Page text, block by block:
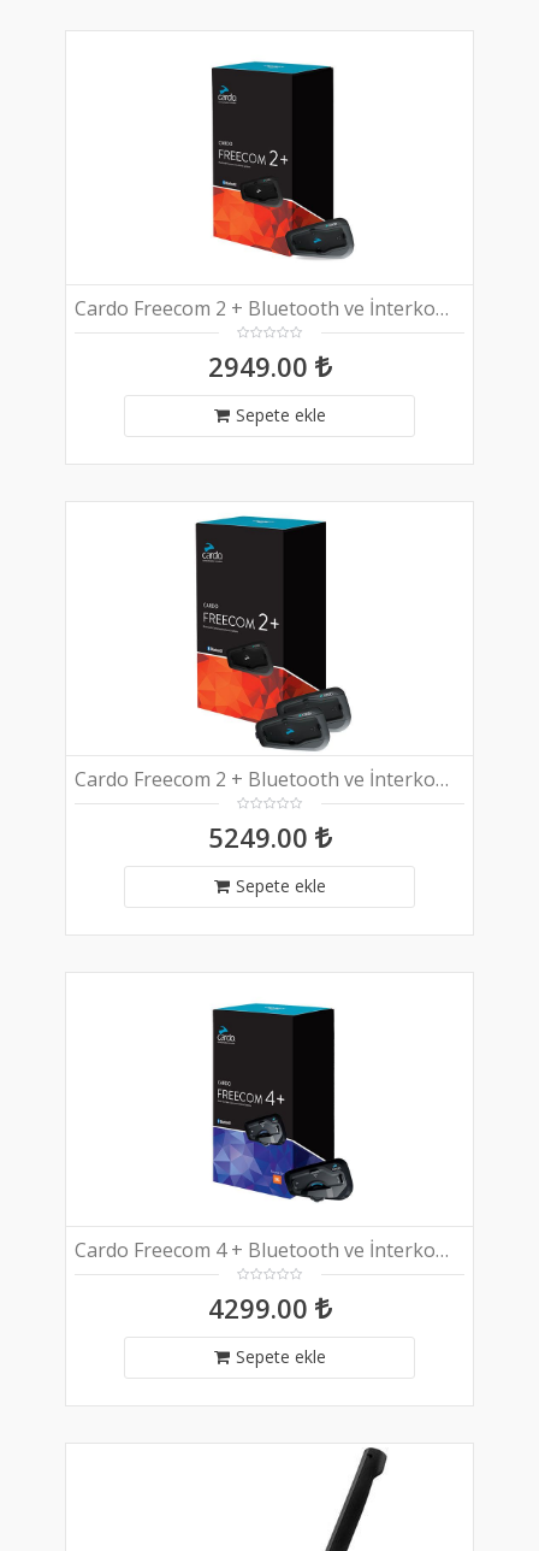
Cardo Freecom 2 + Bluetooth ve İnterkom (Tekli Paket)
2949.00
Sepete ekle
Cardo Freecom 2 + Bluetooth ve İnterkom (İkili Paket)aket)
5249.00
Sepete ekle
Cardo Freecom 4 + Bluetooth ve İnterkom (Tekli Paket)
4299.00
Sepete ekle